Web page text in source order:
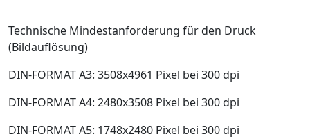
Technische Mindestanforderung für den Druck
(Bildauflösung)
DIN-FORMAT A3: 3508x4961 Pixel bei 300 dpi
DIN-FORMAT A4: 2480x3508 Pixel bei 300 dpi
DIN-FORMAT A5: 1748x2480 Pixel bei 300 dpi